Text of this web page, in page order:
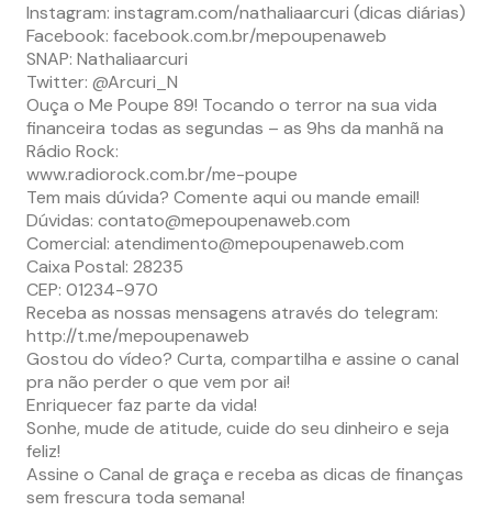
Instagram: instagram.com/nathaliaarcuri (dicas diárias)
Facebook: facebook.com.br/mepoupenaweb
SNAP: Nathaliaarcuri
Twitter: @Arcuri_N
Ouça o Me Poupe 89! Tocando o terror na sua vida
financeira todas as segundas – as 9hs da manhã na
Rádio Rock:
www.radiorock.com.br/me-poupe
Tem mais dúvida? Comente aqui ou mande email!
Dúvidas: contato@mepoupenaweb.com
Comercial: atendimento@mepoupenaweb.com
Caixa Postal: 28235
CEP: 01234-970
Receba as nossas mensagens através do telegram:
http://t.me/mepoupenaweb
Gostou do vídeo? Curta, compartilha e assine o canal
pra não perder o que vem por ai!
Enriquecer faz parte da vida!
Sonhe, mude de atitude, cuide do seu dinheiro e seja
feliz!
Assine o Canal de graça e receba as dicas de finanças
sem frescura toda semana!